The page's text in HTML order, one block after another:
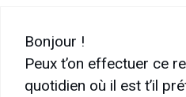
Bonjour !
Peux t’on effectuer ce
quotidien où il est t’il